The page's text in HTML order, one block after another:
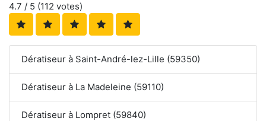
4.7 / 5 (112 votes)
Dératiseur à Saint-André-lez-Lille (59350)
Dératiseur à La Madeleine (59110)
Dératiseur à Lompret (59840)